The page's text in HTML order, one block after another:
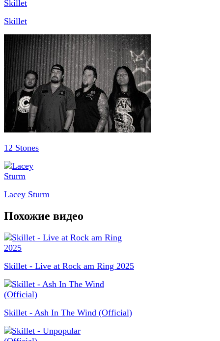
Skillet
12 Stones
Lacey Sturm
Похожие видео
Skillet - Live at Rock am Ring 2025
Skillet - Ash In The Wind (Official)